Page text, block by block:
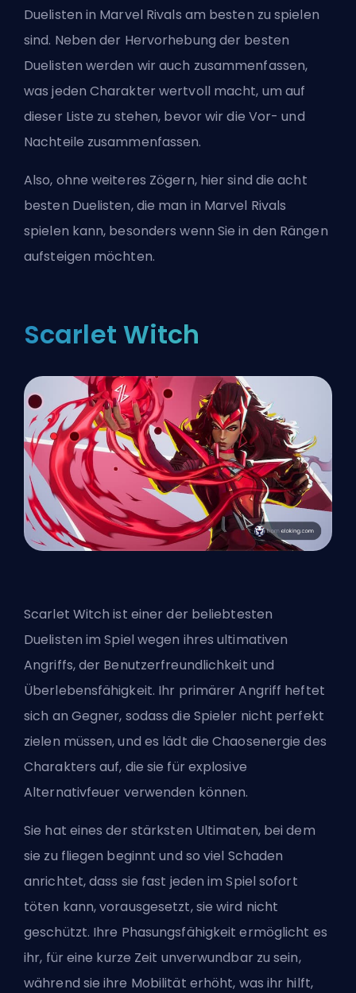
Duelisten in Marvel Rivals am besten zu spielen
sind. Neben der Hervorhebung der besten
Duelisten werden wir auch zusammenfassen,
was jeden Charakter wertvoll macht, um auf
dieser Liste zu stehen, bevor wir die Vor- und
Nachteile zusammenfassen.
Also, ohne weiteres Zögern, hier sind die acht
besten Duelisten, die man in Marvel Rivals
spielen kann, besonders wenn Siein den Rängen
aufsteigen möchten.
Scarlet Witch
Scarlet Witch ist einer der beliebtesten
Duelisten im Spiel wegen ihres ultimativen
Angriffs, der Benutzerfreundlichkeit und
Überlebensfähigkeit. Ihr primärer Angriff heftet
sich an Gegner, sodass die Spieler nicht perfekt
zielen müssen, und es lädt die Chaosenergie des
Charakters auf, die sie für explosive
Alternativfeuer verwenden können.
Sie hat eines der stärksten Ultimaten, bei dem
sie zu fliegen beginnt und so viel Schaden
anrichtet, dass sie fast jeden im Spiel sofort
töten kann, vorausgesetzt, sie wird nicht
geschützt. Ihre Phasungsfähigkeit ermöglicht es
ihr, für eine kurze Zeit unverwundbar zu sein,
während sie ihre Mobilität erhöht, was ihr hilft,